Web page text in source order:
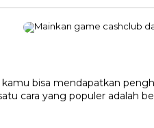
bisa mendapatkan
cara yang populer adalah